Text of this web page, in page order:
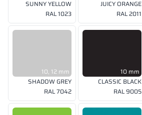
SUNNY YELLOW
RAL 1023
JUICY ORANGE
RAL 2011
10, 12 mm
SHADOW GREY
RAL 7042
10 mm
CLASSIC BLACK
RAL 9005